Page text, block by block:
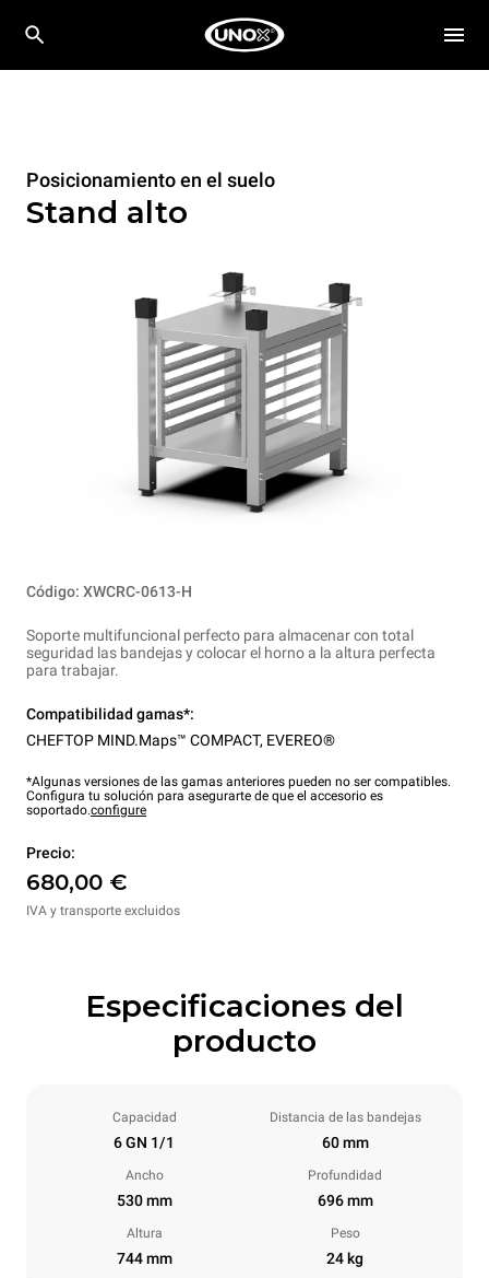
Posicionamiento en el suelo
Stand alto
Código: XWCRC-0613-H
Soporte multifuncional perfecto para almacenar con total
seguridad las bandejas y colocar el horno a la altura perfecta
para trabajar.
Compatibilidad gamas*:
CHEFTOP MIND.Maps™ COMPACT, EVEREO®
*Algunas versiones de las gamas anteriores pueden no ser compatibles.
Configura tu solución para asegurarte de que el accesorio es
soportado.configure
Precio:
680,00 €
IVA y transporte excluidos
Especificaciones del
producto
Capacidad
6 GN 1/1
Distancia de las bandejas
60 mm
Ancho
530 mm
Profundidad
696 mm
Altura
744 mm
Peso
24 kg